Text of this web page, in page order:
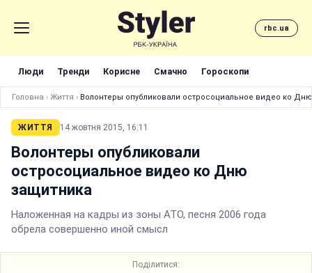
rbc.ua
Люди Тренди Корисне Смачно Гороскопи
Головна › Життя › Волонтеры опубликовали остросоциальное видео ко
ЖИТТЯ 14 жовтня 2015, 16:11
Волонтеры опубликовали
остросоциальное видео ко Дню
защитника
Наложенная на кадры из зоны АТО, песня 2006 года
обрела совершенно иной смысл
Поділитися: